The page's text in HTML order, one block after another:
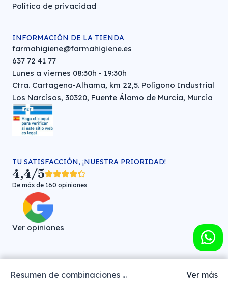
Resumen de combinaciones ... Ver más
Política de privacidad
INFORMACIÓN DE LA TIENDA
farmahigiene@farmahigiene.es
637 72 41 77
Lunes a viernes 08:30h - 19:30h
Ctra. Cartagena-Alhama, km 22,5. Polígono Industrial
Los Narcisos, 30320, Fuente Álamo de Murcia, Murcia
TU SATISFACCIÓN, ¡NUESTRA PRIORIDAD!
4,4/5
De más de 160 opiniones
Ver opiniones
Farmacia veterinaria online © FARMA HIGIENE S.L. (CIF: B-